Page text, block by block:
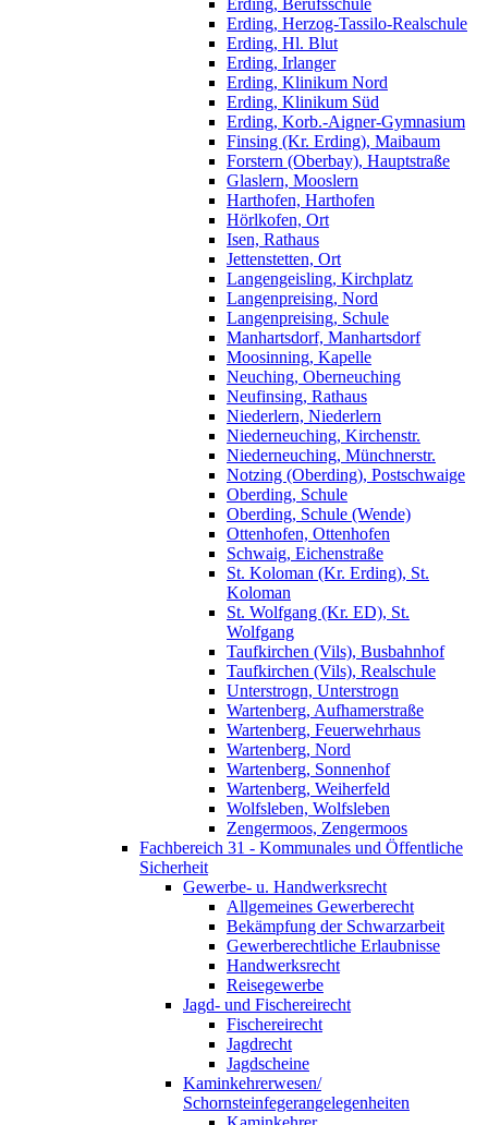
Erding, Berufsschule
Erding, Herzog-Tassilo-Realschule
Erding, Hl. Blut
Erding, Irlanger
Erding, Klinikum Nord
Erding, Klinikum Süd
Erding, Korb.-Aigner-Gymnasium
Finsing (Kr. Erding), Maibaum
Forstern (Oberbay), Hauptstraße
Glaslern, Mooslern
Harthofen, Harthofen
Hörlkofen, Ort
Isen, Rathaus
Jettenstetten, Ort
Langengeisling, Kirchplatz
Langenpreising, Nord
Langenpreising, Schule
Manhartsdorf, Manhartsdorf
Moosinning, Kapelle
Neuching, Oberneuching
Neufinsing, Rathaus
Niederlern, Niederlern
Niederneuching, Kirchenstr.
Niederneuching, Münchnerstr.
Notzing (Oberding), Postschwaige
Oberding, Schule
Oberding, Schule (Wende)
Ottenhofen, Ottenhofen
Schwaig, Eichenstraße
St. Koloman (Kr. Erding), St.
Koloman
St. Wolfgang (Kr. ED), St.
Wolfgang
Taufkirchen (Vils), Busbahnhof
Taufkirchen (Vils), Realschule
Unterstrogn, Unterstrogn
Wartenberg, Aufhamerstraße
Wartenberg, Feuerwehrhaus
Wartenberg, Nord
Wartenberg, Sonnenhof
Wartenberg, Weiherfeld
Wolfsleben, Wolfsleben
Zengermoos, Zengermoos
Fachbereich 31 - Kommunales und Öffentliche
Sicherheit
Gewerbe- u. Handwerksrecht
Allgemeines Gewerberecht
Bekämpfung der Schwarzarbeit
Gewerberechtliche Erlaubnisse
Handwerksrecht
Reisegewerbe
Jagd- und Fischereirecht
Fischereirecht
Jagdrecht
Jagdscheine
Kaminkehrerwesen/
Schornsteinfegerangelegenheiten